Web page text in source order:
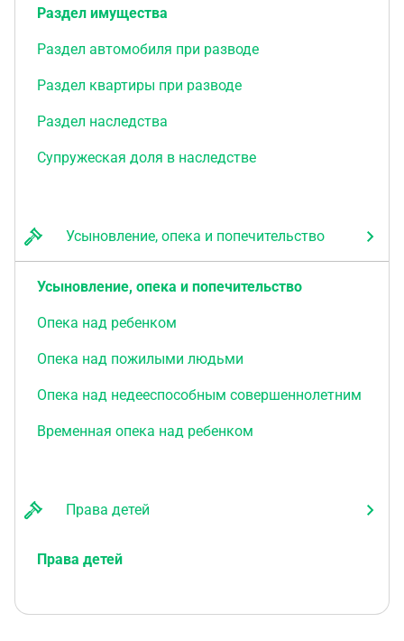
Раздел имущества
Раздел автомобиля при разводе
Раздел квартиры при разводе
Раздел наследства
Супружеская доля в наследстве
Усыновление, опека и попечительство
Усыновление, опека и попечительство
Опека над ребенком
Опека над пожилыми людьми
Опека над недееспособным совершеннолетним
Временная опека над ребенком
Права детей
Права детей